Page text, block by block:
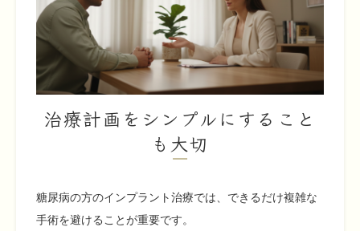
治療計画をシンプルにすること
も大切
糖尿病の方のインプラント治療では、できるだけ複雑な
手術を避けることが重要です。